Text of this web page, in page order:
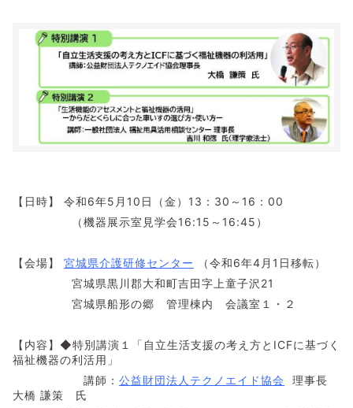
【日時】 令和6年5月10日（金）13：30～16：00
（機器展示室見学会16:15～16:45）
【会場】 宮城県介護研修センター
（令和6年4月1日移転）
宮城県黒川郡大和町吉田字上童子沢21
宮城県船形の郷 管理棟内 会議室１・２
【内容】◆特別講演１「自立生活支援の考え方とICFに基づく
福祉機器の利活用」
講師： 公益財団法人テクノエイド協会
理事長
大橋 謙策 氏